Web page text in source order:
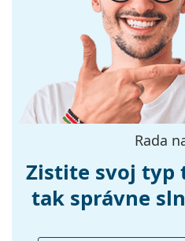
Preskúmajte celú ponuku
objavte štýlové rámy od
137 mm
Dĺžka stranice:
145 mm
Šírka mostíka:
21 mm
Hmotnosť:
230 g
Nie
Flexi pánt:
Nie
Príslušenstvo
Rada
Zistite svoj typ
tak správne